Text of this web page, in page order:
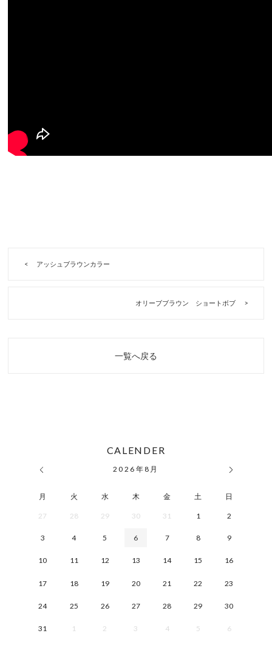
アッシュブラウンカラー
オリーブブラウン ショートボブ
一覧へ戻る
CALENDER
2026 年 8月
月 火 水 木 金 土 日
27 28 29 30 31 1 2
3 4 5 6 7 8 9
10 11 12 13 14 15 16
17 18 19 20 21 22 23
24 25 26 27 28 29 30
31 1 2 3 4 5 6